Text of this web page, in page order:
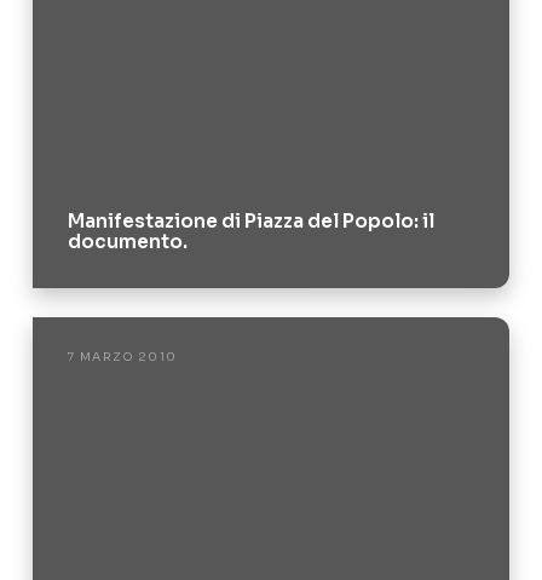
Manifestazione di Piazza del Popolo: il
documento.
7 MARZO 2010